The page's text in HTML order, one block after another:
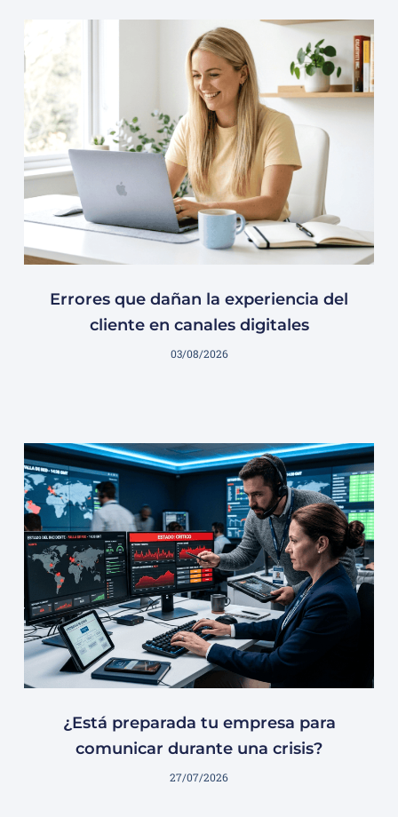
Errores que dañan la experiencia del
cliente en canales digitales
03/08/2026
¿Está preparada tu empresa para
comunicar durante una crisis?
27/07/2026